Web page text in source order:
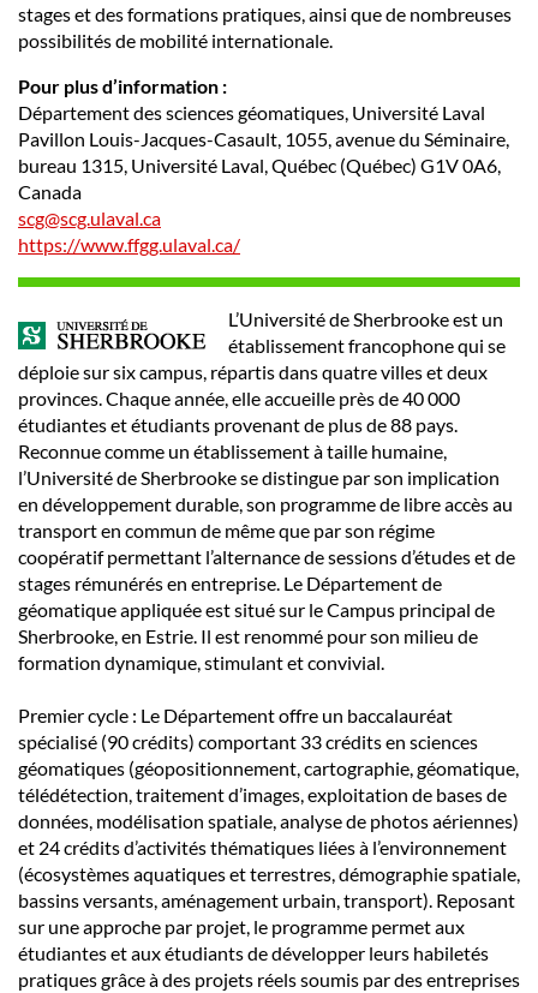
stages et des formations pratiques, ainsi que de nombreuses
possibilités de mobilité internationale.
Pour plus d’information :
Département des sciences géomatiques, Université Laval
Pavillon Louis-Jacques-Casault, 1055, avenue du Séminaire,
bureau 1315, Université Laval, Québec (Québec) G1V 0A6,
Canada
scg@scg.ulaval.ca
https://www.ffgg.ulaval.ca/
L’Université de Sherbrooke est un
établissement francophone qui se
déploie sur six campus, répartis dans quatre villes et deux
provinces. Chaque année, elle accueille près de 40 000
étudiantes et étudiants provenant de plus de 88 pays.
Reconnue comme un établissement à taille humaine,
l’Université de Sherbrooke se distingue par son implication
en développement durable, son programme de libre accès au
transport en commun de même que par son régime
coopératif permettant l’alternance de sessions d’études et de
stages rémunérés en entreprise. Le Département de
géomatique appliquée est situé sur le Campus principal de
Sherbrooke, en Estrie. Il est renommé pour son milieu de
formation dynamique, stimulant et convivial.
Premier cycle : Le Département offre un baccalauréat
spécialisé (90 crédits) comportant 33 crédits en sciences
géomatiques (géopositionnement, cartographie, géomatique,
télédétection, traitement d’images, exploitation de bases de
données, modélisation spatiale, analyse de photos aériennes)
et 24 crédits d’activités thématiques liées à l’environnement
(écosystèmes aquatiques et terrestres, démographie spatiale,
bassins versants, aménagement urbain, transport). Reposant
sur une approche par projet, le programme permet aux
étudiantes et aux étudiants de développer leurs habiletés
pratiques grâce à des projets réels soumis par des entreprises